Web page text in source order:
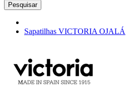
Pesquisar
Sapatilhas VICTORIA OJALÁ